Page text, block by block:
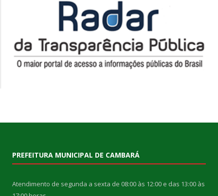
PREFEITURA MUNICIPAL DE CAMBARÁ
Atendimento de segunda a sexta de 08:00 às 12:00 e das 13:00 às